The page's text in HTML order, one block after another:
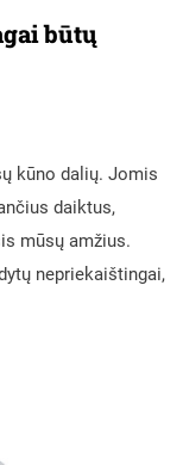
būtų
kūno dalių. Jomis
daiktus,
mūsų amžius.
nepriekaištingai,